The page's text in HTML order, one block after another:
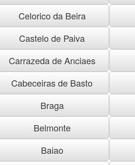
Celorico da Beira
Castelo de Paiva
Carrazeda de Anciaes
Cabeceiras de Basto
Braga
Belmonte
Baiao